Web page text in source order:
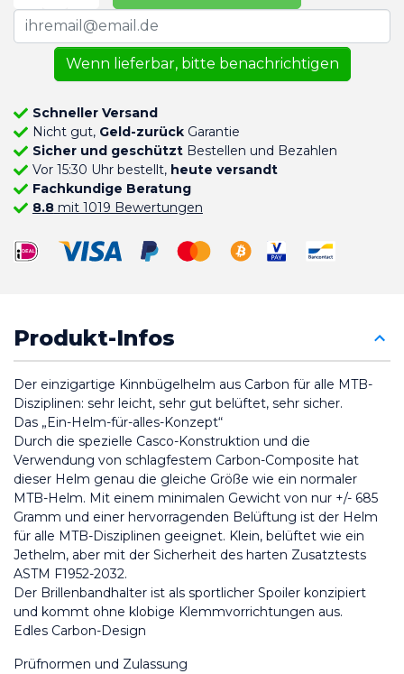
Wenn lieferbar, bitte benachrichtigen
Schneller Versand
Nicht gut, Geld-zurückGarantie
Sicher und geschütztBestellen und Bezahlen
Vor 15:30 Uhr bestellt, heute versandt
Fachkundige Beratung
8.8mit 1019 Bewertungen
Produkt-Infos
Der einzigartige Kinnbügelhelm aus Carbon für alle MTB-
Disziplinen: sehr leicht, sehr gut belüftet, sehr sicher.
Das „Ein-Helm-für-alles-Konzept“
Durch die spezielle Casco-Konstruktion und die
Verwendung von schlagfestem Carbon-Composite hat
dieser Helm genau die gleiche Größe wie ein normaler
MTB-Helm. Mit einem minimalen Gewicht von nur +/- 685
Gramm und einer hervorragenden Belüftung ist der Helm
für alle MTB-Disziplinen geeignet. Klein, belüftet wie ein
Jethelm, aber mit der Sicherheit des harten Zusatztests
ASTM F1952-2032.
Der Brillenbandhalter ist als sportlicher Spoiler konzipiert
und kommt ohne klobige Klemmvorrichtungen aus.
Edles Carbon-Design
Prüfnormen und Zulassung